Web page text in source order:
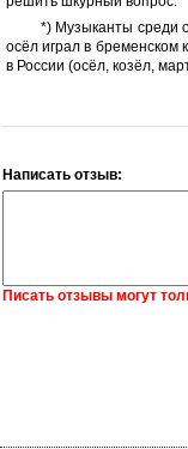
*) Музыканты среди
осёл играл в бременском
в России (осёл, козёл,
Написать отзыв:
Писать отзывы могут